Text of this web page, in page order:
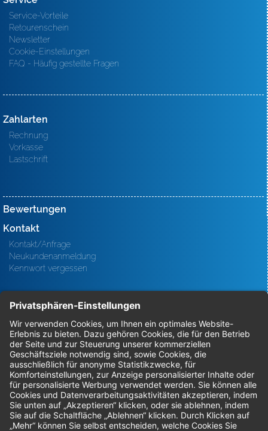
Service-Vorteile
Retourenschein
Newsletter
Cookie-Einstellungen
FAQ - Häufig gestellte Fragen
Zahlarten
Rechnung
Vorkasse
Lastschrift
Bewertungen
Kontakt
Kontakt/Anfrage
Neukundenanmeldung
Kennwort vergessen
Bestellungen
Sendung verfolgen